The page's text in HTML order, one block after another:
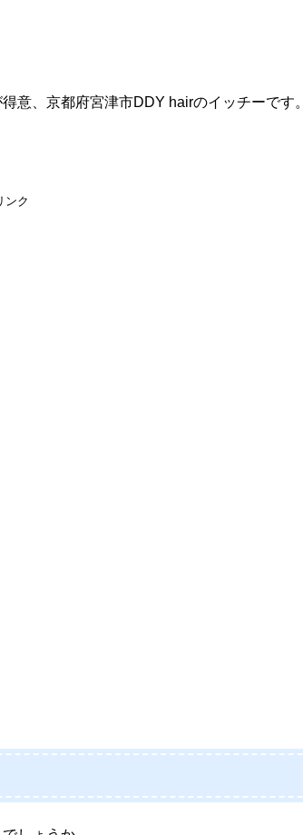
意、京都府宮津市DDY hairのイッチーです。
ンク